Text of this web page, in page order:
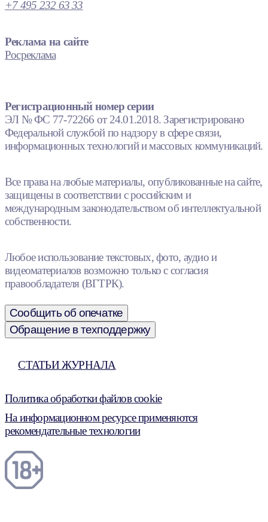
+7 495 232 63 33
Реклама на сайте
Росреклама
Регистрационный номер серии
ЭЛ № ФС 77-72266 от 24.01.2018. Зарегистрировано
Федеральной службой по надзору в сфере связи,
информационных технологий и массовых коммуникаций.
Все права на любые материалы, опубликованные на сайте,
защищены в соответствии с российским и
международным законодательством об интеллектуальной
собственности.
Любое использование текстовых, фото, аудио и
видеоматериалов возможно только с согласия
правообладателя (ВГТРК).
Сообщить об опечатке
Обращение в техподдержку
СТАТЬИ ЖУРНАЛА
Политика обработки файлов cookie
На информационном ресурсе применяются
рекомендательные технологии